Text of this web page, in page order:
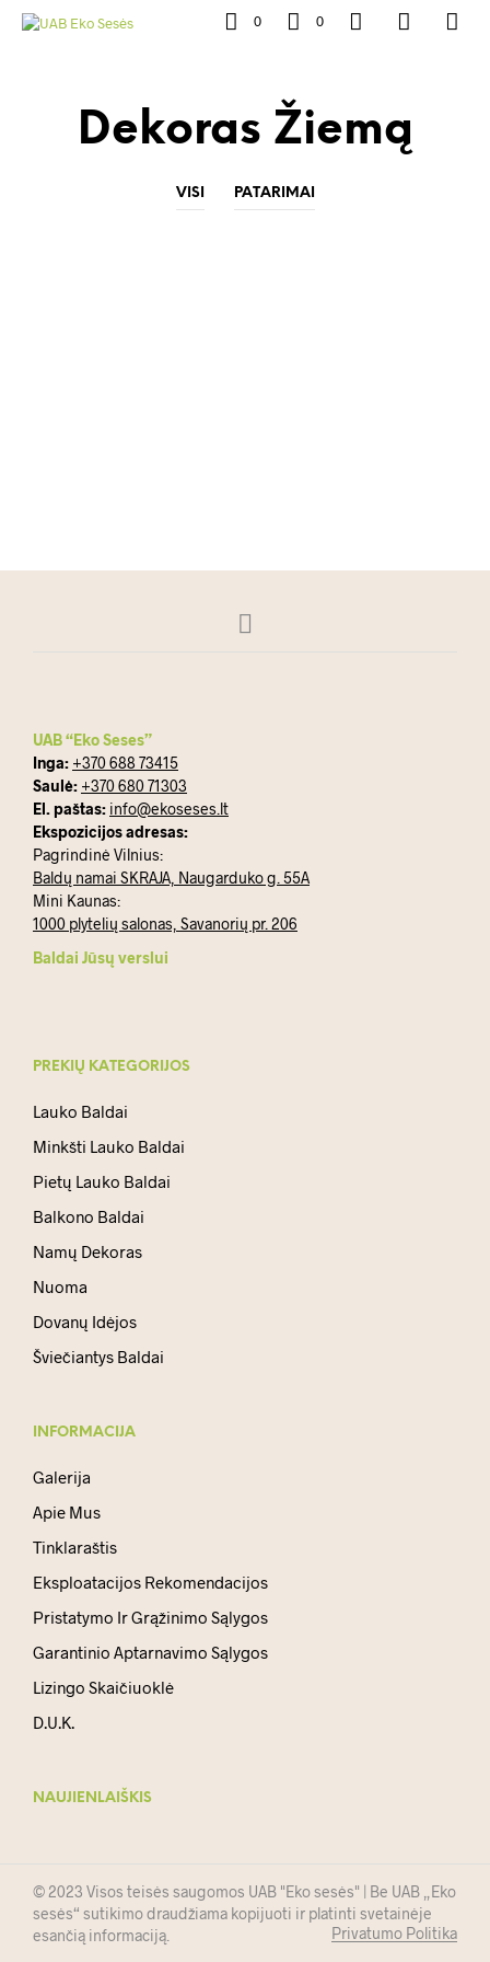
0 0
Dekoras Žiemą
VISI PATARIMAI
UAB “Eko Seses”
Inga: +370 688 73415
Saulė: +370 680 71303
El. paštas: info@ekoseses.lt
Ekspozicijos adresas:
Pagrindinė Vilnius:
Baldų namai SKRAJA, Naugarduko g. 55A
Mini Kaunas:
1000 plytelių salonas, Savanorių pr. 206
Baldai Jūsų verslui
PREKIŲ KATEGORIJOS
Lauko Baldai
Minkšti Lauko Baldai
Pietų Lauko Baldai
Balkono Baldai
Namų Dekoras
Nuoma
Dovanų Idėjos
Šviečiantys Baldai
INFORMACIJA
Galerija
Apie Mus
Tinklaraštis
Eksploatacijos Rekomendacijos
Pristatymo Ir Grąžinimo Sąlygos
Garantinio Aptarnavimo Sąlygos
Lizingo Skaičiuoklė
D.U.K.
NAUJIENLAIŠKIS
© 2023 Visos teisės saugomos UAB "Eko sesės" | Be UAB „Eko
sesės“ sutikimo draudžiama kopijuoti ir platinti svetainėje
esančią informaciją.
Privatumo Politika